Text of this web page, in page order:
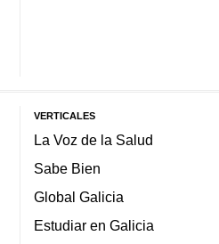
VERTICALES
La Voz de la Salud
Sabe Bien
Global Galicia
Estudiar en Galicia